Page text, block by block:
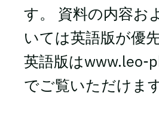
す。 資料の内容お
いては英語版が優
英語版はwww.leo-
でご覧いただけます